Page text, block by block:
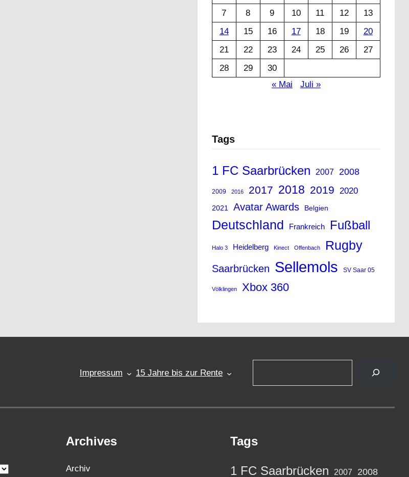
7
8 9 10 11 12
13
14
15 16 17 18 19
20
21
22 23 24 25 26
27
28
29
30
« Mai
Juli »
Tags
1 FC Saarbrücken 2007 2008
2009 2016 2017 2018 2019 2020
2021 Avatar Awards Belgien
Deutschland Frankreich Fußball
Halo 3 Heidelberg Kinect Offenbach Rugby
Saarbrücken Sellemols SV Saar 05
Völklingen Xbox 360
Impressum 15 Jahre bis zur Rente
Archives
Archiv
Tags
1 FC Saarbrücken 2007 2008